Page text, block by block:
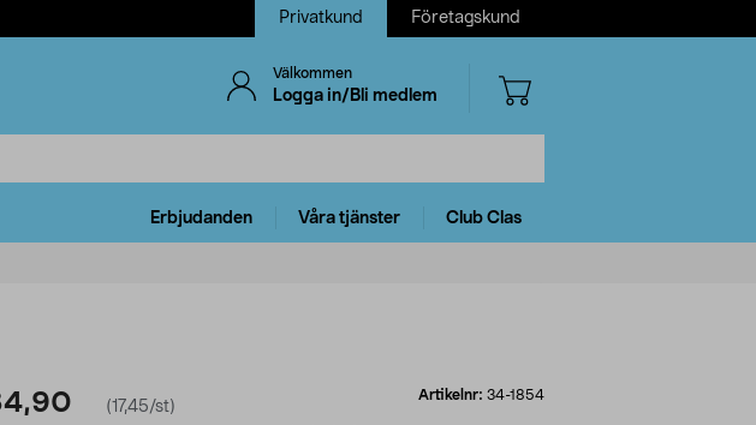
Privatkund Företagskund
Välkommen
Logga in/Bli medlem
Erbjudanden Våra tjänster Club Clas
(17,45/st)
Artikelnr: 34-1854